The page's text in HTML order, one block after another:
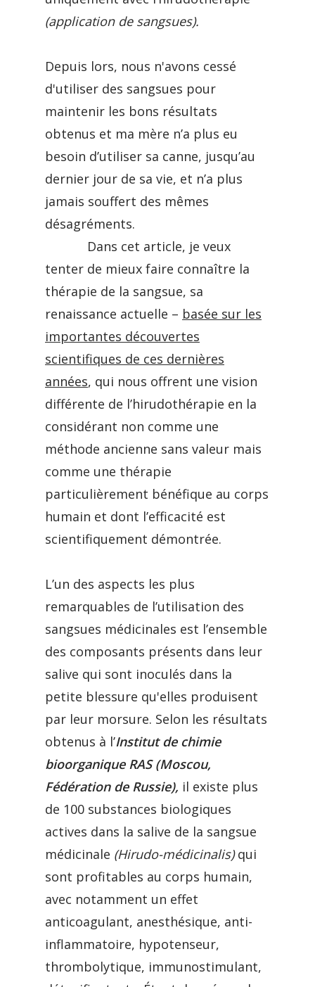
(application de sangsues).
Depuis lors, nous n'avons cessé
d'utiliser des sangsues pour
maintenir les bons résultats
obtenus et ma mère n’a plus eu
besoin d’utiliser sa canne, jusqu’au
dernier jour de sa vie, et n’a plus
jamais souffert des mêmes
désagréments.
Dans cet article, je veux
tenter de mieux faire connaître la
thérapie de la sangsue, sa
renaissance actuelle – basée sur les
importantes découvertes
scientifiques de ces dernières
années, qui nous offrent une vision
différente de l’hirudothérapie en la
considérant non comme une
méthode ancienne sans valeur mais
comme une thérapie
particulièrement bénéfique au corps
humain et dont l’efficacité est
scientifiquement démontrée.
L’un des aspects les plus
remarquables de l’utilisation des
sangsues médicinales est l’ensemble
des composants présents dans leur
salive qui sont inoculés dans la
petite blessure qu'elles produisent
par leur morsure. Selon les résultats
obtenus à l’Institut de chimie
bioorganique RAS (Moscou,
Fédération de Russie), il existe plus
de 100 substances biologiques
actives dans la salive de la sangsue
médicinale (Hirudo-médicinalis)qui
sont profitables au corps humain,
avec notamment un effet
anticoagulant, anesthésique, anti-
inflammatoire, hypotenseur,
thrombolytique, immunostimulant,